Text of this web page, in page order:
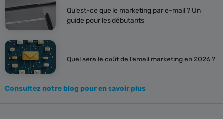
Qu’est-ce que le marketing par e-mail ? Un
guide pour les débutants
Quel sera le coût de l’email marketing en 2026 ?
Consultez notre blog pour en savoir plus